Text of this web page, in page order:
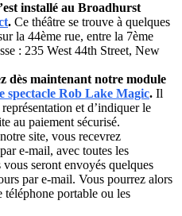
installé au Broadhurst
. Ce théâtre se trouve à quelques
la 44ème rue, entre la 7ème
: 235 West 44th Street, New
dès maintenant notre module
spectacle Rob Lake Magic. Il
et d’indiquer le
au paiement sécurisé.
site, vous recevrez
e-mail, avec toutes les
seront envoyés quelques
par e-mail. Vous pourrez alors
téléphone portable ou les